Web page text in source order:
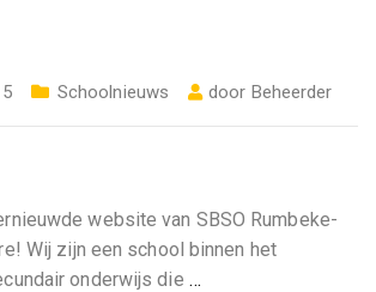
Schoolnieuws door Beheerder
website van SBSO Rumbeke-
Wij zijn een school binnen het
onderwijs die …